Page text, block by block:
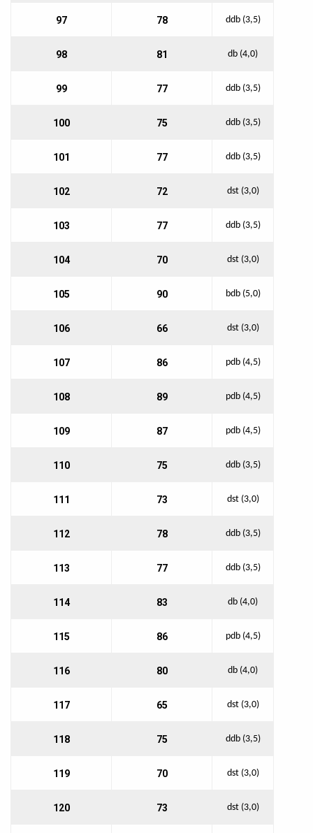
97 78 ddb (3,5)
98 81 db (4,0)
99 77 ddb (3,5)
100 75 ddb (3,5)
101 77 ddb (3,5)
102 72 dst (3,0)
103 77 ddb (3,5)
104 70 dst (3,0)
105 90 bdb (5,0)
106 66 dst (3,0)
107 86 pdb (4,5)
108 89 pdb (4,5)
109 87 pdb (4,5)
110 75 ddb (3,5)
111 73 dst (3,0)
112 78 ddb (3,5)
113 77 ddb (3,5)
114 83 db (4,0)
115 86 pdb (4,5)
116 80 db (4,0)
117 65 dst (3,0)
118 75 ddb (3,5)
119 70 dst (3,0)
120 73 dst (3,0)